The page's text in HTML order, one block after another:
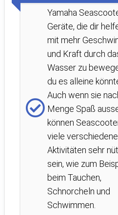
Yamaha
Geräte, die dir
mit mehr
und Kraft durch
Wasser zu
du es alleine
Auch wenn sie
Menge Spaß
können
viele verschiedene
Aktivitäten sehr
sein, wie zum
beim Tauchen,
Schnorcheln und
Schwimmen.